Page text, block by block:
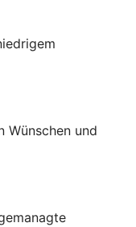
Wünschen und